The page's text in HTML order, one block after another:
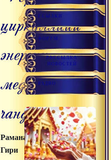
циркуляции
энергии
медитацией
чандали
Раманатха
Гири
ССЫЛКИ
ФОРУМ
РАССЫЛКА
НОВОСТЕЙ
РАДИО